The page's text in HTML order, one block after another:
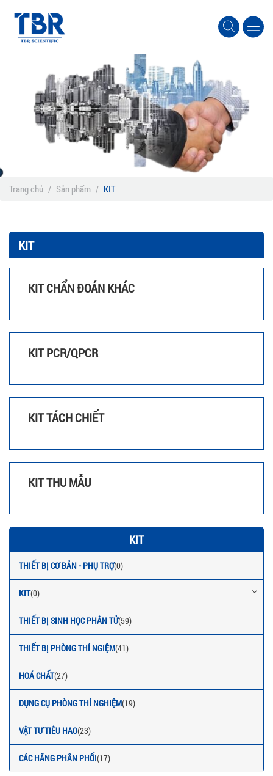
Trang chủ / Sản phẩm / KIT
KIT
THIẾT BỊ CƠ BẢN - PHỤ TRỢ(0)
KIT(0)
THIẾT BỊ SINH HỌC PHÂN TỬ(59)
THIẾT BỊ PHÒNG THÍ NGIỆM(41)
HOÁ CHẤT(27)
DỤNG CỤ PHÒNG THÍ NGHIỆM(19)
VẬT TƯ TIÊU HAO(23)
CÁC HÃNG PHÂN PHỐI(17)
KIT
KIT CHẨN ĐOÁN KHÁC
KIT PCR/QPCR
KIT TÁCH CHIẾT
KIT THU MẪU